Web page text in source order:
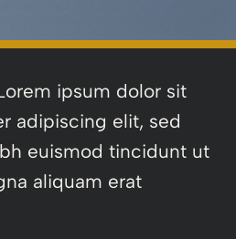
ipsum dolor sit
adipiscing elit, sed
euismod tincidunt ut
aliquam erat